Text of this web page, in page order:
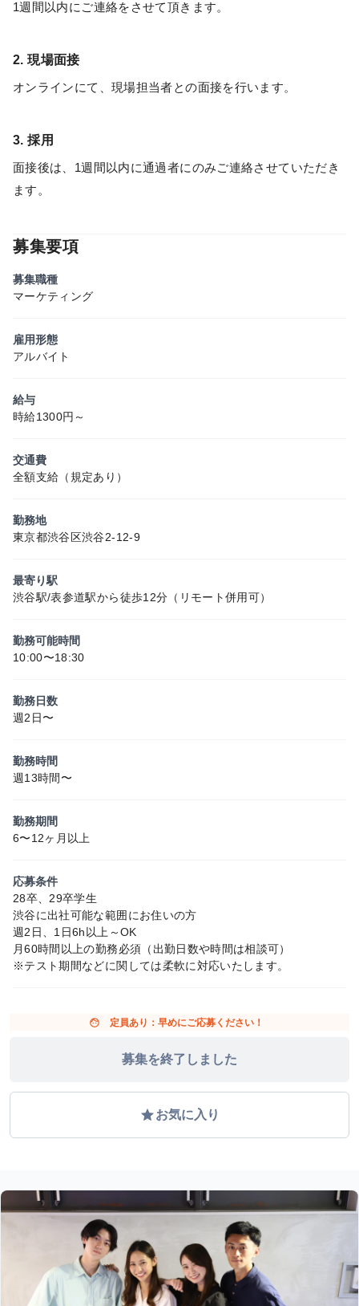
1週間以内にご連絡をさせて頂きます。
2. 現場面接
オンラインにて、現場担当者との面接を行います。
3. 採用
面接後は、1週間以内に通過者にのみご連絡させていただき
ます。
募集要項
募集職種
マーケティング
雇用形態
アルバイト
給与
時給1300円～
交通費
全額支給（規定あり）
勤務地
東京都渋谷区渋谷2-12-9
最寄り駅
渋谷駅/表参道駅から徒歩12分（リモート併用可）
勤務可能時間
10:00〜18:30
勤務日数
週2日〜
勤務時間
週13時間〜
勤務期間
6〜12ヶ月以上
応募条件
28卒、29卒学生
渋谷に出社可能な範囲にお住いの方
週2日、1日6h以上～OK
月60時間以上の勤務必須（出勤日数や時間は相談可）
※テスト期間などに関しては柔軟に対応いたします。
face 定員あり：早めにご応募ください！
募集を終了しました
gradeお気に入り